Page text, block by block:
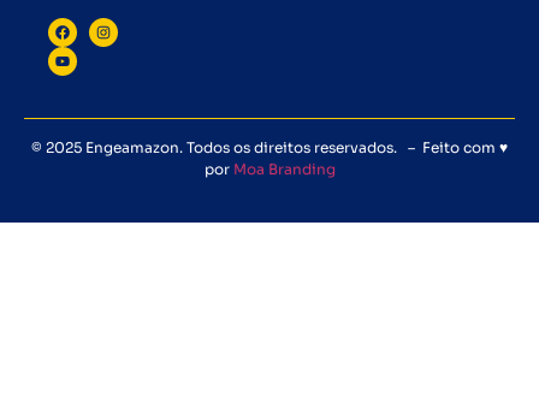
© 2025 Engeamazon. Todos os direitos reservados. – Feito com ♥
por Moa Branding